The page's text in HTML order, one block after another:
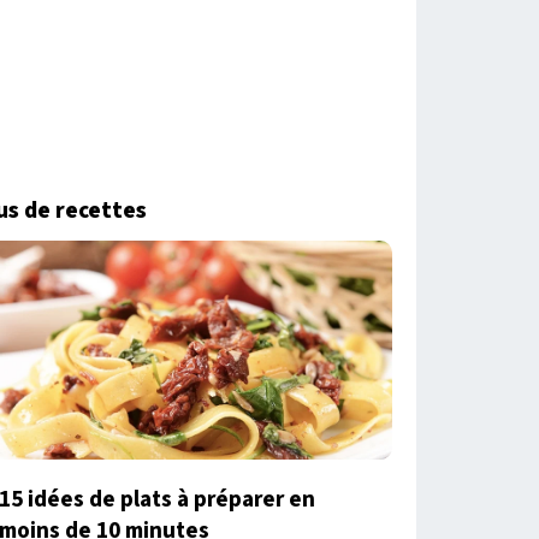
de recettes
15 idées de plats à préparer en
moins de 10 minutes